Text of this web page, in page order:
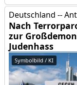
Deutschland --
Nach
zur
Judenhass
Symbolbild / KI